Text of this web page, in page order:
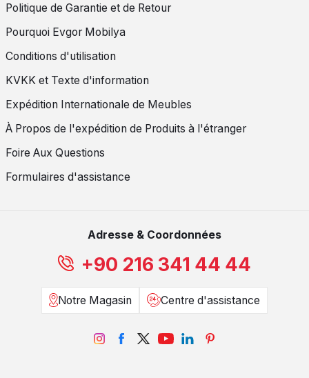
Politique de Garantie et de Retour
Pourquoi Evgor Mobilya
Conditions d'utilisation
KVKK et Texte d'information
Expédition Internationale de Meubles
À Propos de l'expédition de Produits à l'étranger
Foire Aux Questions
Formulaires d'assistance
Adresse & Coordonnées
+90 216 341 44 44
Notre Magasin Centre d'assistance